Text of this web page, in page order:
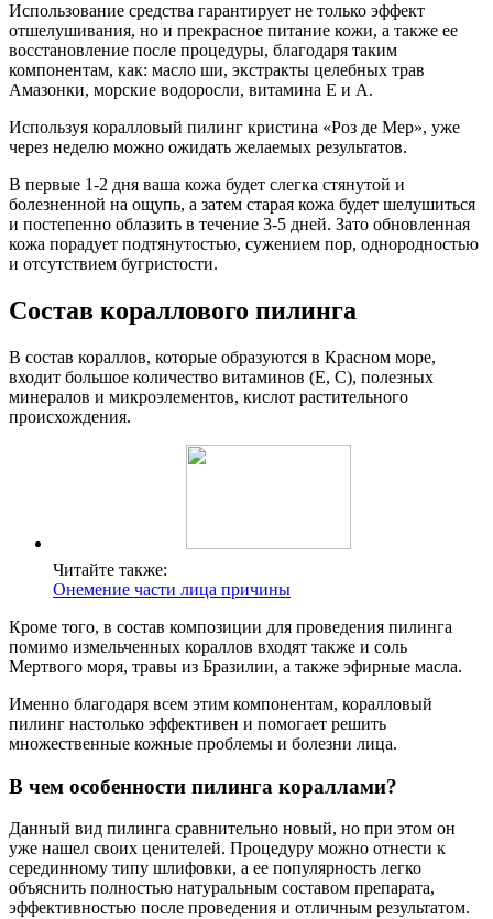
Использование средства гарантирует не только эффект
отшелушивания, но и прекрасное питание кожи, а также ее
восстановление после процедуры, благодаря таким
компонентам, как: масло ши, экстракты целебных трав
Амазонки, морские водоросли, витамина Е и А.
Используя коралловый пилинг кристина «Роз де Мер», уже
через неделю можно ожидать желаемых результатов.
В первые 1-2 дня ваша кожа будет слегка стянутой и
болезненной на ощупь, а затем старая кожа будет шелушиться
и постепенно облазить в течение 3-5 дней. Зато обновленная
кожа порадует подтянутостью, сужением пор, однородностью
и отсутствием бугристости.
Состав кораллового пилинга
В состав кораллов, которые образуются в Красном море,
входит большое количество витаминов (Е, С), полезных
минералов и микроэлементов, кислот растительного
происхождения.
Читайте также:
Онемение части лица причины
Кроме того, в состав композиции для проведения пилинга
помимо измельченных кораллов входят также и соль
Мертвого моря, травы из Бразилии, а также эфирные масла.
Именно благодаря всем этим компонентам, коралловый
пилинг настолько эффективен и помогает решить
множественные кожные проблемы и болезни лица.
В чем особенности пилинга кораллами?
Данный вид пилинга сравнительно новый, но при этом он
уже нашел своих ценителей. Процедуру можно отнести к
серединному типу шлифовки, а ее популярность легко
объяснить полностью натуральным составом препарата,
эффективностью после проведения и отличным результатом.